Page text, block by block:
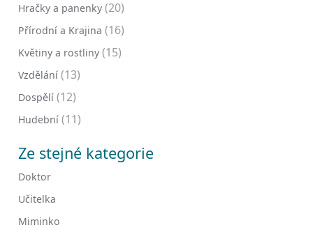
Hračky a panenky (20)
Přírodní a Krajina (16)
Květiny a rostliny (15)
Vzdělání (13)
Dospělí (12)
Hudební (11)
Ze stejné kategorie
Doktor
Učitelka
Miminko